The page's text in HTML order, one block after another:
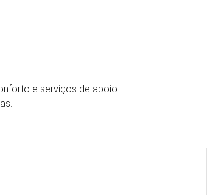
e serviços de apoio